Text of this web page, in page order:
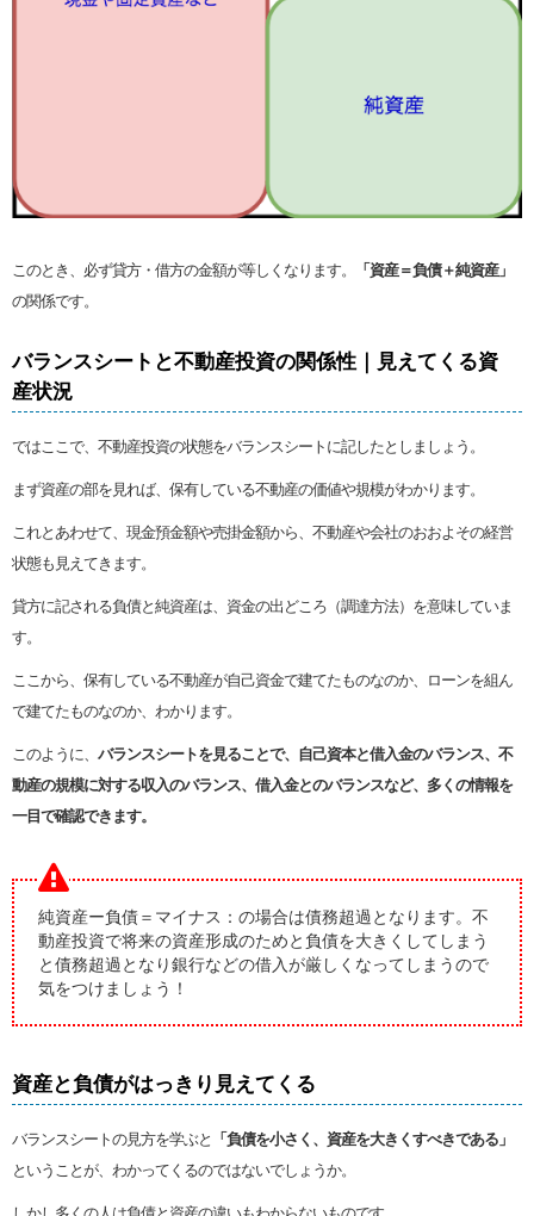
このとき、必ず貸方・借方の金額が等しくなります。
「資産＝負債＋純資産」
の関係です。
バランスシートと不動産投資の関係性｜見えてくる資
産状況
ではここで、不動産投資の状態をバランスシートに記したとしましょう。
まず資産の部を見れば、保有している不動産の価値や規模がわかります。
これとあわせて、現金預金額や売掛金額から、不動産や会社のおおよその経営
状態も見えてきます。
貸方に記される負債と純資産は、資金の出どころ（調達方法）を意味していま
す。
ここから、保有している不動産が自己資金で建てたものなのか、ローンを組ん
で建てたものなのか、わかります。
このように、 バランスシートを見ることで、自己資本と借入金のバランス、不
動産の規模に対する収入のバランス、借入金とのバランスなど、多くの情報を
一目で確認できます。
純資産ー負債＝マイナス：の場合は債務超過となります。不
動産投資で将来の資産形成のためと負債を大きくしてしまう
と債務超過となり銀行などの借入が厳しくなってしまうので
気をつけましょう！
資産と負債がはっきり見えてくる
バランスシートの見方を学ぶと 「負債を小さく、資産を大きくすべきである」
ということが、わかってくるのではないでしょうか。